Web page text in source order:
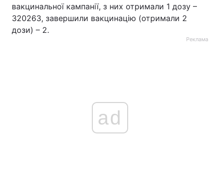
вакцинальної кампанії, з них отримали 1 дозу –
320263, завершили вакцинацію (отримали 2
дози) – 2.
Реклама
ad